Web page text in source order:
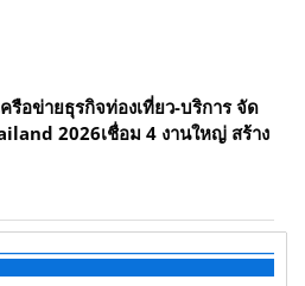
รือข่ายธุรกิจท่องเที่ยว-บริการ จัด
2026เชื่อม 4 งานใหญ่ สร้าง